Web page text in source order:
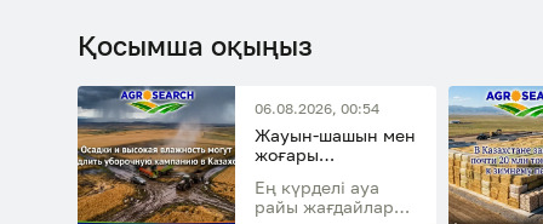
Қосымша оқыңыз
06.08.2026, 00:54
Жауын-шашын мен
жоғары
Қазақстандағы
егін жинау
Ең күрделі ауа
райы жағдайлары